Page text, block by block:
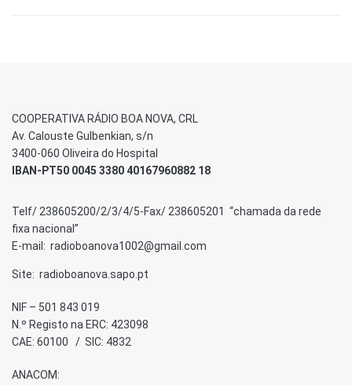
COOPERATIVA RÁDIO BOA NOVA, CRL
Av. Calouste Gulbenkian, s/n
3400-060 Oliveira do Hospital
IBAN-PT50 0045 3380 40167960882 18
Telf/ 238605200/2/3/4/5-Fax/ 238605201 “chamada da rede
fixa nacional”
E-mail: radioboanova1002@gmail.com
Site: radioboanova.sapo.pt
NIF – 501 843 019
N.º Registo na ERC: 423098
CAE: 60100 / SIC: 4832
ANACOM: